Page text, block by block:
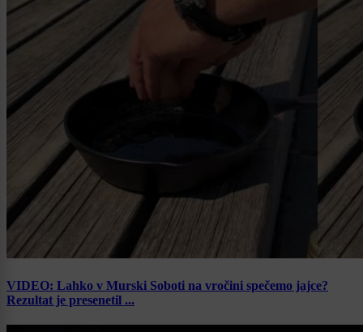
VIDEO: Lahko v Murski Soboti na vročini spečemo jajce?
Rezultat je presenetil ...